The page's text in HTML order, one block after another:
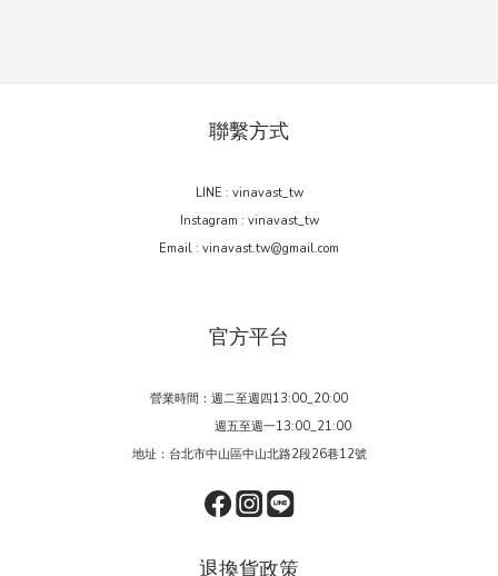
聯繫方式
LINE : vinavast_tw
Instagram : vinavast_tw
Email : vinavast.tw@gmail.com
官方平台
營業時間：週二至週四13:00_20:00
週五至週一13:00_21:00
地址：台北市中山區中山北路2段26巷12號
退換貨政策